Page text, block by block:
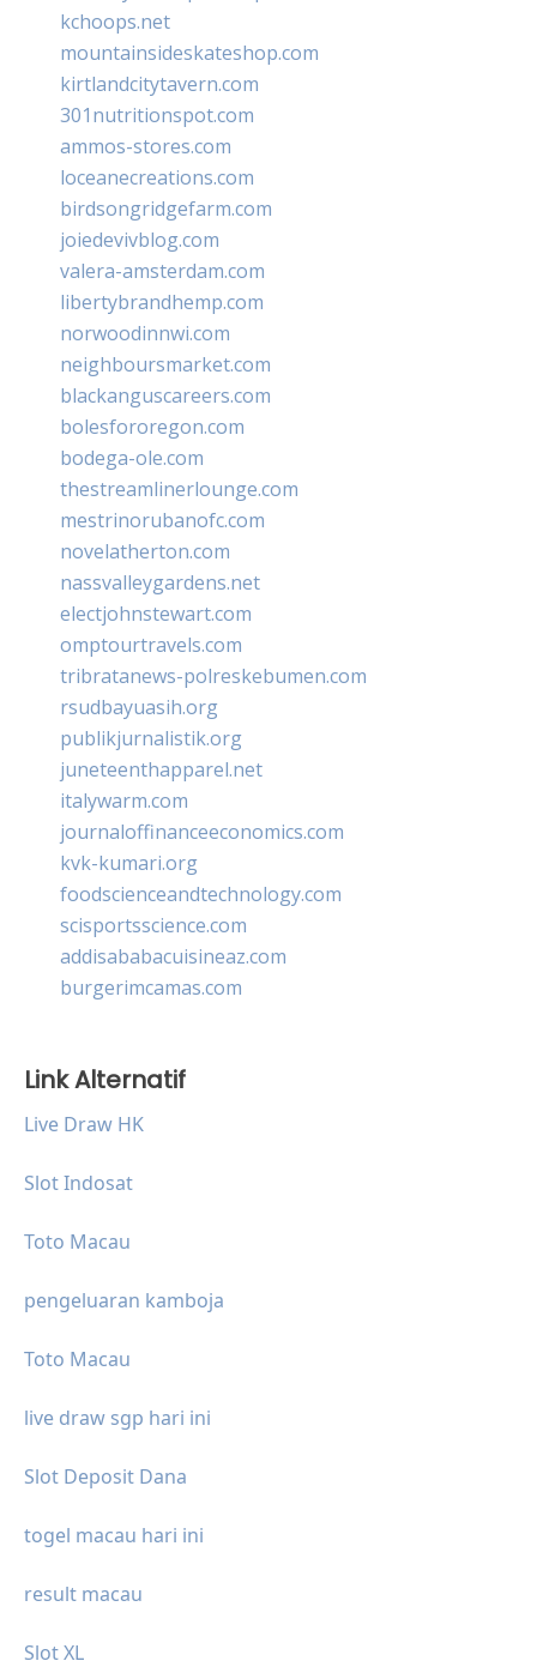
kchoops.net
mountainsideskateshop.com
kirtlandcitytavern.com
301nutritionspot.com
ammos-stores.com
loceanecreations.com
birdsongridgefarm.com
joiedevivblog.com
valera-amsterdam.com
libertybrandhemp.com
norwoodinnwi.com
neighboursmarket.com
blackanguscareers.com
bolesfororegon.com
bodega-ole.com
thestreamlinerlounge.com
mestrinorubanofc.com
novelatherton.com
nassvalleygardens.net
electjohnstewart.com
omptourtravels.com
tribratanews-polreskebumen.com
rsudbayuasih.org
publikjurnalistik.org
juneteenthapparel.net
italywarm.com
journaloffinanceeconomics.com
kvk-kumari.org
foodscienceandtechnology.com
scisportsscience.com
addisababacuisineaz.com
burgerimcamas.com
Link Alternatif
Live Draw HK
Slot Indosat
Toto Macau
pengeluaran kamboja
Toto Macau
live draw sgp hari ini
Slot Deposit Dana
togel macau hari ini
result macau
Slot XL